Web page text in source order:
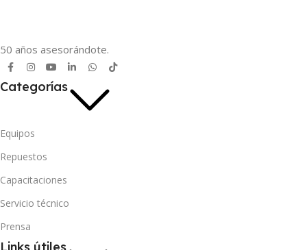
50 años asesorándote.
Categorías
Equipos
Repuestos
Capacitaciones
Servicio técnico
Prensa
Links útiles